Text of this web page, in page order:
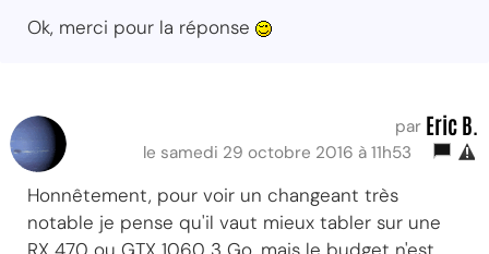
Ok, merci pour la réponse
par Eric B.
le samedi 29 octobre 2016 à 11h53
Honnêtement, pour voir un changeant très
notable je pense qu'il vaut mieux tabler sur une